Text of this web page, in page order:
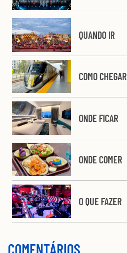
QUANDO IR
COMO CHEGAR
ONDE FICAR
ONDE COMER
O QUE FAZER
COMENTÁRIOS